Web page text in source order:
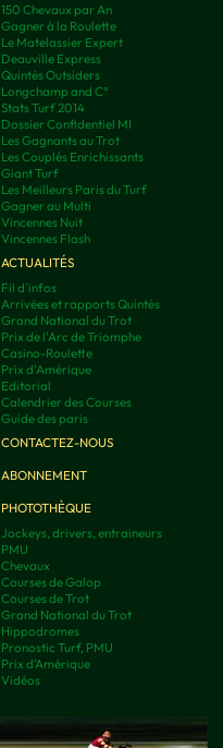
150 Chevaux par An
Gagner à la Roulette
Le Matelassier Expert
Deauville Express
Quintés Outsiders
Longchamp and C°
Stats Turf 2014
Dossier Confidentiel MI
Les Gagnants au Trot
Les Couplés Enrichissants
Giant Turf
Les Meilleurs Paris du Turf
Gagner au Multi
Vincennes Nuit
Vincennes Flash
ACTUALITÉS
Fil d'infos
Arrivées et rapports Quintés
Grand National du Trot
Prix de l'Arc de Triomphe
Casino-Roulette
Prix d'Amérique
Editorial
Calendrier des Courses
Guide des paris
CONTACTEZ-NOUS
ABONNEMENT
PHOTOTHÈQUE
Jockeys, drivers, entraineurs
PMU
Chevaux
Courses de Galop
Courses de Trot
Grand National du Trot
Hippodromes
Pronostic Turf, PMU
Prix d’Amérique
Vidéos